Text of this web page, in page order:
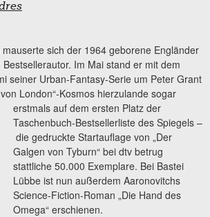
sich der 1964 geborene Engländer
Im Mai stand er mit dem
seiner Urban-Fantasy-Serie um Peter Grant
London“-Kosmos hierzulande sogar
erstmals aufdem ersten Platz der
Taschenbuch-Bestsellerliste des Spiegels –
die gedruckte Startauflage von „Der
Galgen von Tyburn“ bei dtv betrug
stattliche 50.000 Exemplare. Bei Bastei
Lübbe ist nun außerdem Aaronovitchs
Science-Fiction-Roman „Die Hand des
Omega“ erschienen.